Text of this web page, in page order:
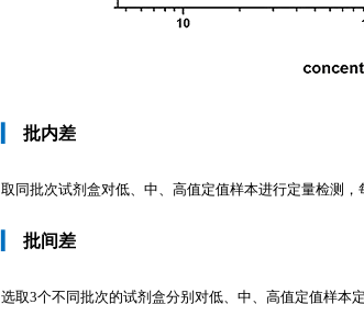
批内差
取同批次试剂盒对低、中、高值定值样本进行定量检测
批间差
选取3个不同批次的试剂盒分别对低、中、高值定值样本